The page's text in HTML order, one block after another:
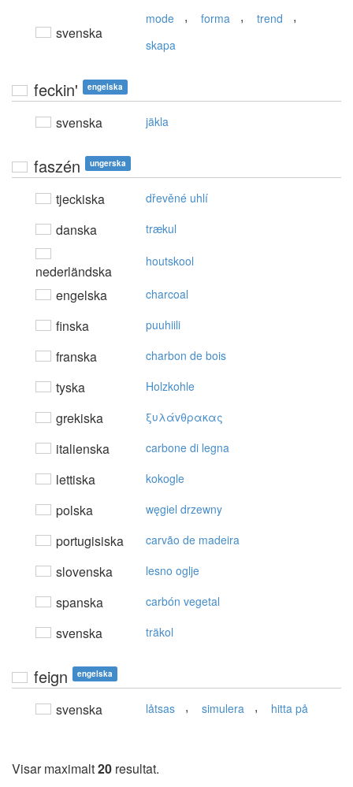
svenska
mode , forma , trend ,
skapa
feckin' engelska
svenska jäkla
faszén ungerska
tjeckiska dřevěné uhlí
danska trækul
nederländska
houtskool
engelska charcoal
finska puuhiili
franska charbon de bois
tyska Holzkohle
grekiska ξυλάvθρακας
italienska carbone di legna
lettiska kokogle
polska węgiel drzewny
portugisiska carvão de madeira
slovenska lesno oglje
spanska carbón vegetal
svenska träkol
feign engelska
svenska låtsas , simulera , hitta på
Visar maximalt20 resultat.